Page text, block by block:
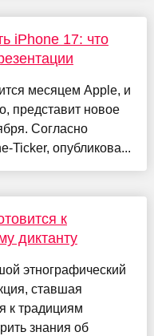
iPhone 17: что
месяцем Apple, и
представит новое
Согласно
Ticker, опубликова...
к
диктанту
этнографический
ставшая
к традициям
знания об